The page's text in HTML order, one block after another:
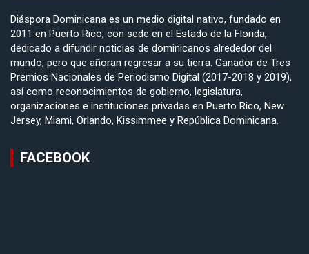
Diáspora Dominicana es un medio digital nativo, fundado en
2011 en Puerto Rico, con sede en el Estado de la Florida,
dedicado a difundir noticias de dominicanos alrededor del
mundo, pero que añoran regresar a su tierra. Ganador de Tres
Premios Nacionales de Periodismo Digital (2017-2018 y 2019),
así como reconocimientos de gobierno, legislatura,
organizaciones e instituciones privadas en Puerto Rico, New
Jersey, Miami, Orlando, Kissimmee y República Dominicana.
FACEBOOK